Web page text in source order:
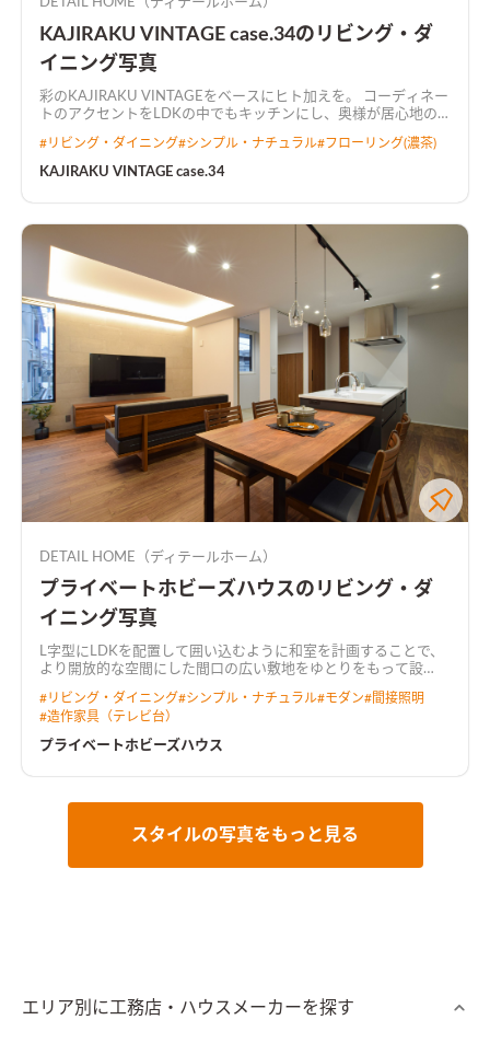
KAJIRAKU VINTAGE case.34のリビング・ダ
イニング写真
彩のKAJIRAKU VINTAGEをベースにヒト加えを。 コーディネー
トのアクセントをLDKの中でもキッチンにし、奥様が居心地の
広々とした空間に仕上がりました。
#リビング・ダイニング#シンプル・ナチュラル#フローリング(濃茶)
KAJIRAKU VINTAGE case.34
DETAIL HOME（ディテールホーム）
プライベートホビーズハウスのリビング・ダ
イニング写真
L字型にLDKを配置して囲い込むように和室を計画することで、
より開放的な空間にした 間口の広い敷地をゆとりをもって設
線とした。 LDKからは中庭が望め、植栽が四季の移ろいを感じ
させてくれる。 2階にご夫婦で使えるホビールームを設置し、コ
ロナ禍でのお家時間の充実や、リモートワークなど多岐に渡り
用途がある。 トーンを落とした飽きのこないインテリアと造作
を演出しました。 カーテンボックスを造作し、カーテンレール
を隠すことによって、生活感を感じさせない工夫も施していま
プライベートなホビールームオンラインゲームやリモートワ
#リビング・ダイニング#シンプル・ナチュラル#モダン#間接照明
#造作家具（テレビ台）
プライベートホビーズハウス
スタイルの写真をもっと見る
エリア別に工務店・ハウスメーカーを探す